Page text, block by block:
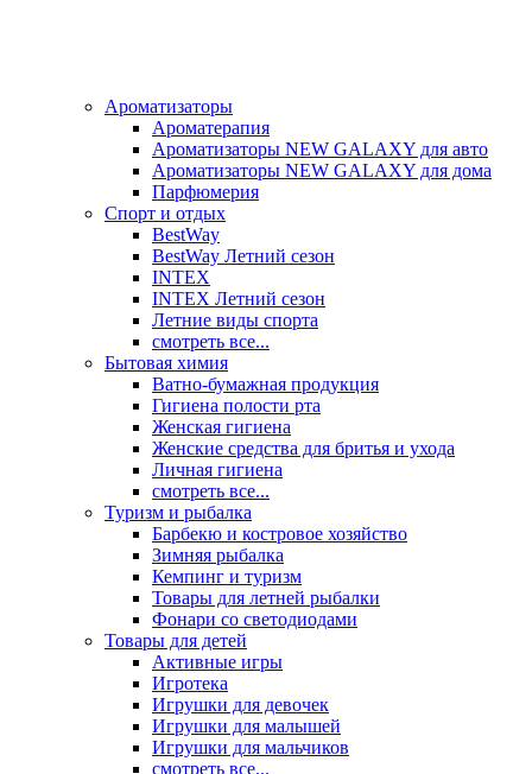
Ароматизаторы
Ароматерапия
Ароматизаторы NEW GALAXY для авто
Ароматизаторы NEW GALAXY для дома
Парфюмерия
Спорт и отдых
BestWay
BestWay Летний сезон
INTEX
INTEX Летний сезон
Летние виды спорта
смотреть все...
Бытовая химия
Ватно-бумажная продукция
Гигиена полости рта
Женская гигиена
Женские средства для бритья и ухода
Личная гигиена
смотреть все...
Туризм и рыбалка
Барбекю и костровое хозяйство
Зимняя рыбалка
Кемпинг и туризм
Товары для летней рыбалки
Фонари со светодиодами
Товары для детей
Активные игры
Игротека
Игрушки для девочек
Игрушки для малышей
Игрушки для мальчиков
смотреть все...